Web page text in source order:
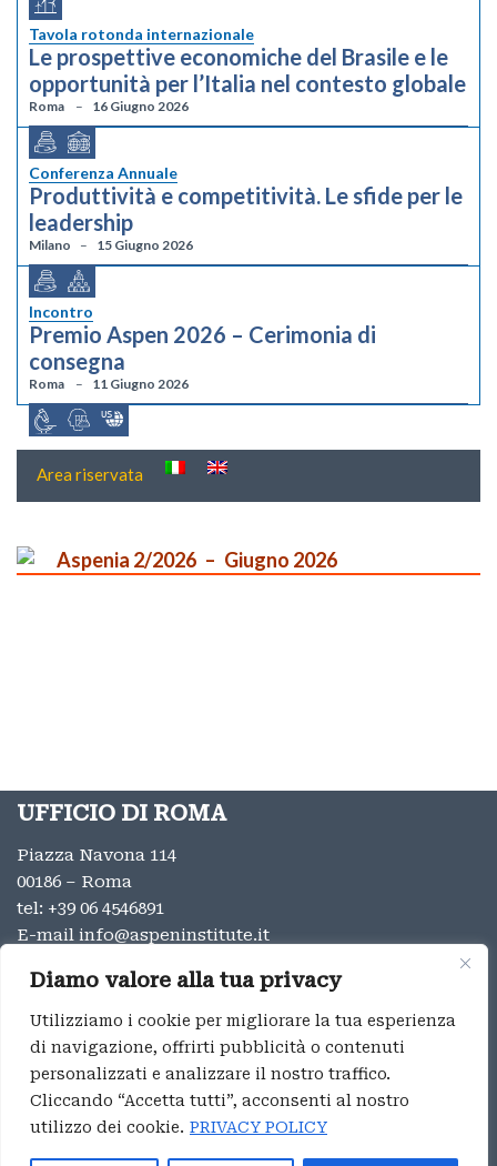
Diamo valore alla tua privacy
Utilizziamo i cookie per migliorare la tua esperienza
di navigazione, offrirti pubblicità o contenuti
personalizzati e analizzare il nostro traffico.
Cliccando “Accetta tutti”, acconsenti al nostro
utilizzo dei cookie. PRIVACY POLICY
Tavola rotonda internazionale
Le prospettive economiche del Brasile e le
opportunità per l’Italia nel contesto globale
Roma 16 Giugno 2026
Conferenza Annuale
Produttività e competitività. Le sfide per le
leadership
Milano 15 Giugno 2026
Incontro
Premio Aspen 2026 – Cerimonia di
consegna
Roma 11 Giugno 2026
Area riservata
Aspenia 2/2026 Giugno 2026
UFFICIO DI ROMA
Piazza Navona 114
00186 – Roma
tel: +39 06 4546891
E-mail info@aspeninstitute.it
UFFICIO DI MILANO
Via Vincenzo Monti 12
20123 – Milano
tel:+39 02 9996131
E-mail:info@aspeninstitute.it
Privacy